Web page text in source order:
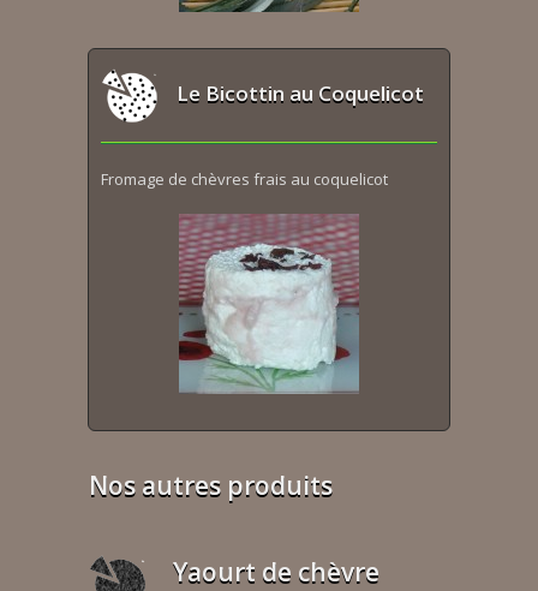
Le Bicottin au Coquelicot
Fromage de chèvres frais au coquelicot
Nos autres produits
Yaourt de chèvre